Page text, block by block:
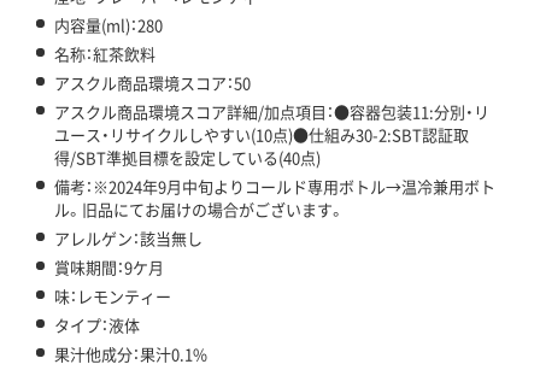
内容量(ml)：280
名称：紅茶飲料
アスクル商品環境スコア：50
アスクル商品環境スコア詳細/加点項目：●容器包装11:分別・リ
ユース・リサイクルしやすい(10点)●仕組み30-2:SBT認証取
得/SBT準拠目標を設定している(40点)
備考：※2024年9月中旬よりコールド専用ボトル→温冷兼用ボト
ル。旧品にてお届けの場合がございます。
アレルゲン：該当無し
賞味期間：9ケ月
味：レモンティー
タイプ：液体
果汁他成分：果汁0.1%